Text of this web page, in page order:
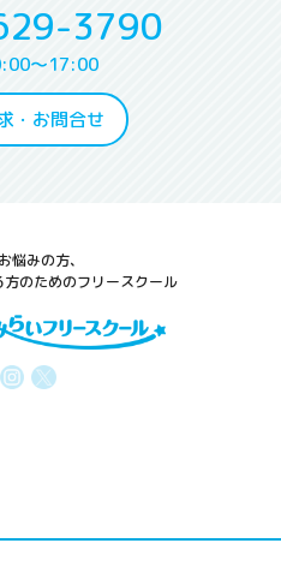
3790
～17:00
・お問合せ
悩みの方、
のためのフリースクール